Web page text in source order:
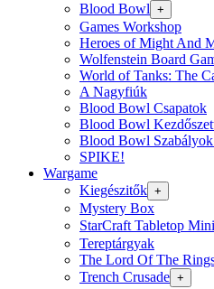
Blood Bowl +
Games Workshop
Heroes of Might And
Wolfenstein Board
World of Tanks: The
A Nagyfiúk
Blood Bowl Csapatok
Blood Bowl
Blood Bowl
SPIKE!
Wargame
Kiegészitők +
Mystery Box
StarCraft Tabletop
Tereptárgyak
The Lord Of The
Trench Crusade +